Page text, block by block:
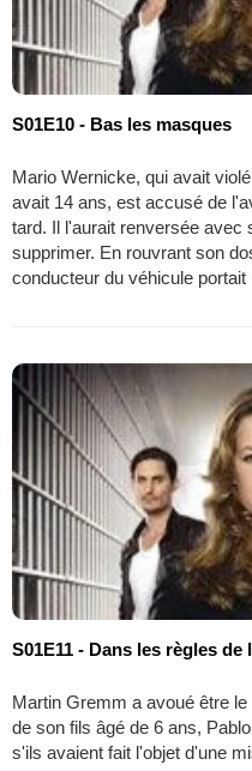
S01E10 - Bas les masques
Mario Wernicke, qui avait
avait 14 ans, est accusé de
tard. Il l'aurait renversée avec
supprimer. En rouvrant son
conducteur du véhicule portait
S01E11 - Dans les règles de
Martin Gremm a avoué être
de son fils âgé de 6 ans,
s'ils avaient fait l'objet d'une